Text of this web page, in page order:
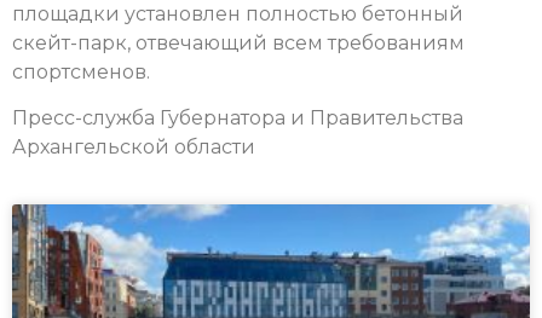
площадки установлен полностью бетонный
скейт-парк, отвечающий всем требованиям
спортсменов.
Пресс-служба Губернатора и Правительства
Архангельской области